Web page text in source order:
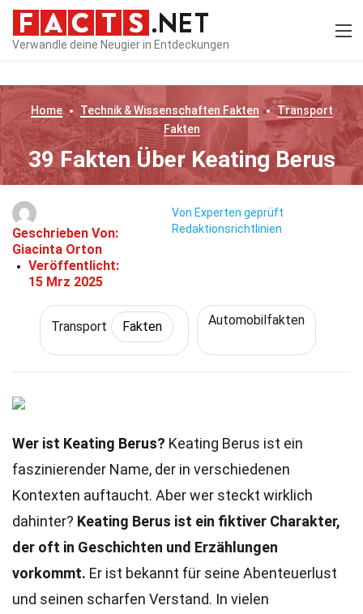
Verwandle deine Neugier in Entdeckungen
Home Technik & Wissenschaften Fakten
Transport
Fakten
39 Fakten Über Keating Berus
Geschrieben Von:
Giacinta Orton
Veröffentlicht:
15 Mrz 2025
Von Experten geprüft
Redaktionsrichtlinien
Transport Fakten Automobilfakten
Wer ist Keating Berus? Keating Berus ist ein
faszinierender Name, der in verschiedenen
Kontexten auftaucht. Aber wer steckt wirklich
dahinter? Keating Berus ist ein fiktiver Charakter,
der oft in Geschichten und Erzählungen
vorkommt. Er ist bekannt für seine Abenteuerlust
und seinen scharfen Verstand. In vielen